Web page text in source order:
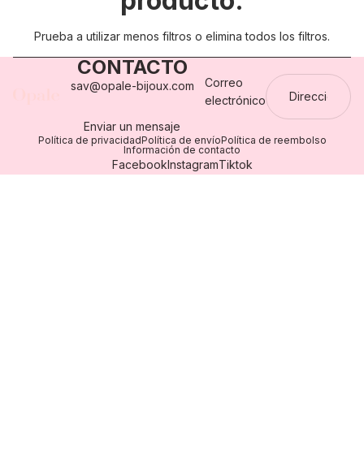
Prueba a utilizar menos filtros o elimina todos los filtros.
CONTACTO
sav@opale-bijoux.com
Enviar un mensaje
Correo
electrónico
Política de privacidadPolítica de envíoPolítica de reembolso
Información de contacto
FacebookInstagramTiktok